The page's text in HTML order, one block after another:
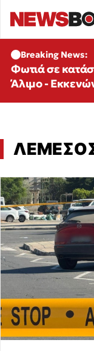
Breaking News:
Φωτιά σε
Άλιμο -